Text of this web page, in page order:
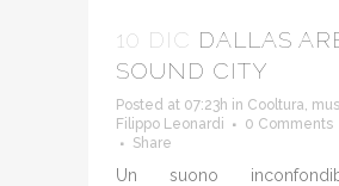
10 DIC DALLAS
SOUND CITY
Posted at 07:23h in Cooltura
Filippo Leonardi
0 Comments
Share
Un suono